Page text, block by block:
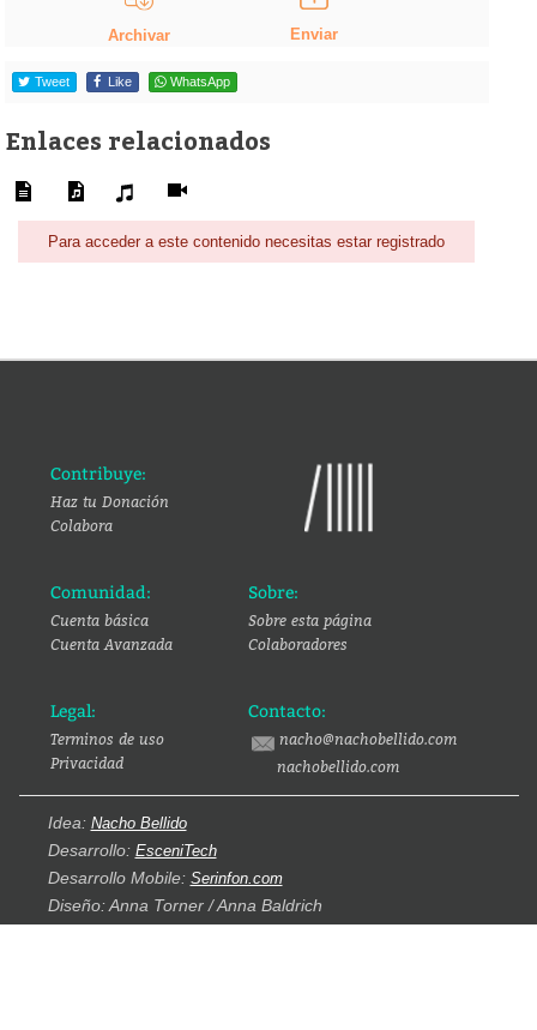
Archivar Enviar
Tweet Like WhatsApp
Enlaces relacionados
Para acceder a este contenido necesitas estar registrado
Contribuye:
Haz tu Donación
Colabora
Comunidad:
Cuenta básica
Cuenta Avanzada
Sobre:
Sobre esta página
Colaboradores
Legal:
Terminos de uso
Privacidad
Contacto:
nacho@nachobellido.com
nachobellido.com
Idea: Nacho Bellido
Desarrollo: EsceniTech
Desarrollo Mobile: Serinfon.com
Diseño: Anna Torner / Anna Baldrich